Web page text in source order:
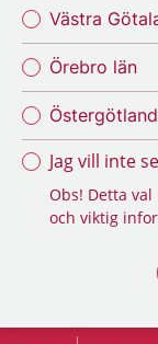
Västra
Örebro län
Östergötland
Jag vill inte
Obs! Detta
och viktig